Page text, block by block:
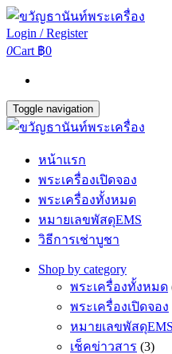
Login / Register
0Cart ฿0
Toggle navigation
หน้าแรก
พระเครื่องเปิดจอง
พระเครื่องทั้งหมด
หมายเลขพัสดุEMS
วิธีการเช่าบูชา
Shop by category
พระเครื่องทั้งหมด
พระเครื่องเปิดจอง
หมายเลขพัสดุEMS
เช็คข่าวสาร (3)